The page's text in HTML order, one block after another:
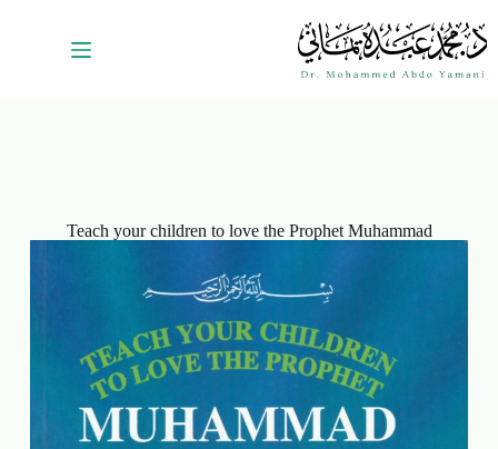
Teach your children to love the Prophet Muhammad